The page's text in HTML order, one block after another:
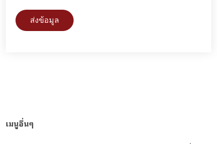
ส่งข้อมูล
เมนูอื่นๆ